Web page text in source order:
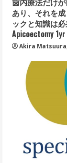
あり、それを
ックと知識は
Apicoectomy
Akira